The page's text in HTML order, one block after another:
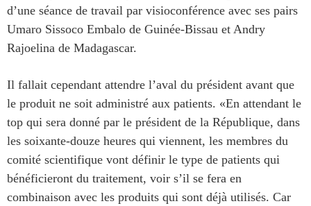
d’une séance de travail par visioconférence avec ses pairs
Umaro Sissoco Embalo de Guinée-Bissau et Andry
Rajoelina de Madagascar.
Il fallait cependant attendre l’aval du président avant que
le produit ne soit administré aux patients. «En attendant le
top qui sera donné par le président de la République, dans
les soixante-douze heures qui viennent, les membres du
comité scientifique vont définir le type de patients qui
bénéficieront du traitement, voir s’il se fera en
combinaison avec les produits qui sont déjà utilisés. Car